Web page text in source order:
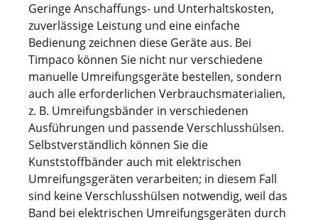
Geringe Anschaffungs- und Unterhaltskosten,
zuverlässige Leistung und eine einfache
Bedienung zeichnen diese Geräte aus. Bei
Timpaco können Sie nicht nur verschiedene
manuelle Umreifungsgeräte bestellen, sondern
auch alle erforderlichen Verbrauchsmaterialien,
z. B. Umreifungsbänder in verschiedenen
Ausführungen und passende Verschlusshülsen.
Selbstverständlich können Sie die
Kunststoffbänder auch mit elektrischen
Umreifungsgeräten verarbeiten; in diesem Fall
sind keine Verschlusshülsen notwendig, weil das
Band bei elektrischen Umreifungsgeräten durch